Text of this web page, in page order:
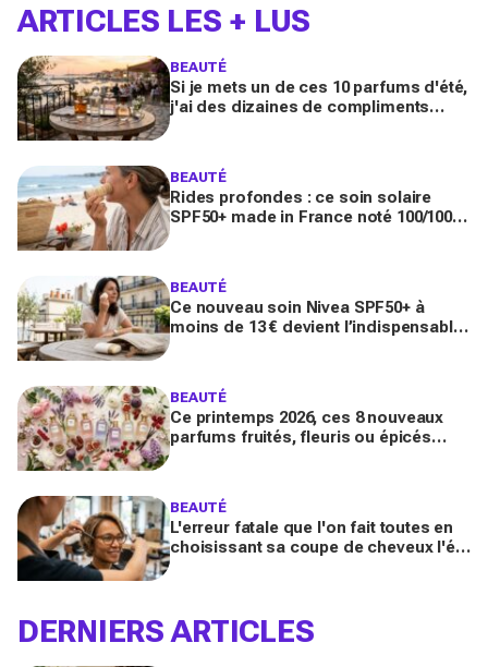
ARTICLES LES + LUS
BEAUTÉ
Si je mets un de ces 10 parfums d'été,
j'ai des dizaines de compliments
BEAUTÉ
Rides profondes : ce soin solaire
SPF50+ made in France noté 100/100
BEAUTÉ
Ce nouveau soin Nivea SPF50+ à
moins de 13 € devient l’indispensable
BEAUTÉ
Ce printemps 2026, ces 8 nouveaux
parfums fruités, fleuris ou épicés
BEAUTÉ
L'erreur fatale que l'on fait toutes en
choisissant sa coupe de cheveux l'été
DERNIERS ARTICLES